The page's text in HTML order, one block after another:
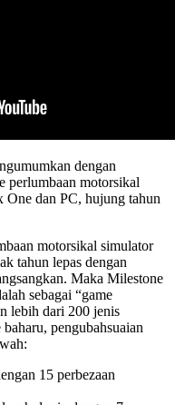
dengan
perlumbaan motorsikal
dan PC, hujung tahun
motorsikal simulator
tahun lepas dengan
Maka Milestone
sebagai “game
lebih dari 200 jenis
pengubahsuaian
15 perbezaan